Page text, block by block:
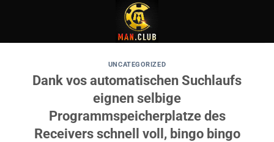
UNCATEGORIZED
Dank vos automatischen Suchlaufs
eignen selbige
Programmspeicherplatze des
Receivers schnell voll, bingo bingo